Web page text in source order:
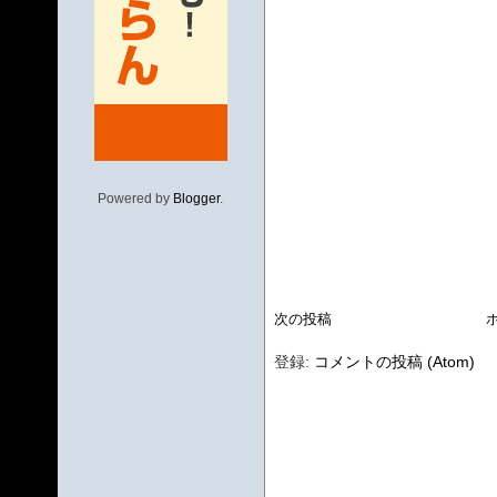
Powered by Blogger.
次の投稿
登録: コメントの投稿 (Atom)